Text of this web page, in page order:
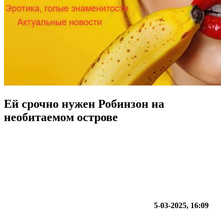
Ей срочно нужен Робинзон на
необитаемом острове
5-03-2025, 16:09